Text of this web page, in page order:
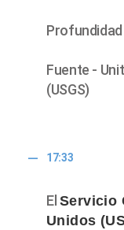
Fuente -
(USGS)
17:33
El Servicio
Unidos